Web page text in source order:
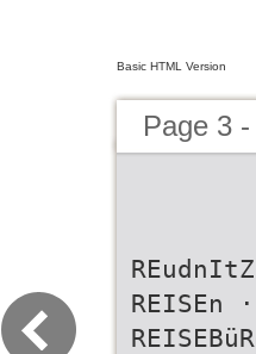
Basic HTML Version
Page 3
REISEn